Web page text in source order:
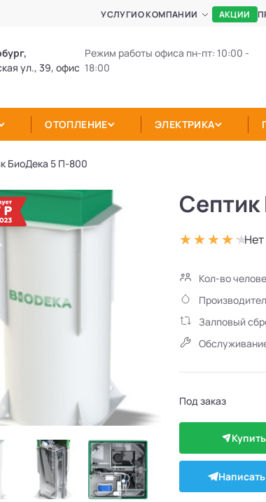
УСЛУГИО КОМПАНИИ АКЦИИ
ул., 39, офис
Режим работы офиса пн-пт: 10:00 -
18:00
ОТОПЛЕНИЕ ЭЛЕКТРИКА
БиоДека 5 П-800
Кол-во
Залповый
Под заказ